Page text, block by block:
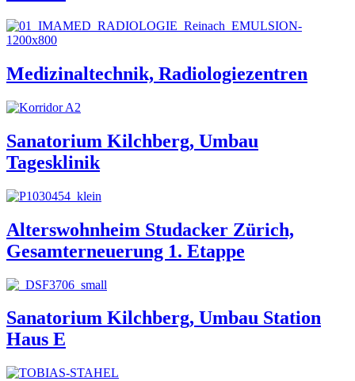
Medizinaltechnik, Radiologiezentren
Sanatorium Kilchberg, Umbau
Tagesklinik
Alterswohnheim Studacker Zürich,
Gesamterneuerung 1. Etappe
Sanatorium Kilchberg, Umbau Station
Haus E